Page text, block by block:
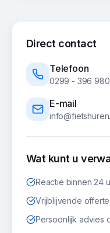
Direct contact
Telefoon
0299 - 396 980
E-mail
Wat kunt u
Reactie binnen 24
Vrijblijvende
Persoonlijk advies